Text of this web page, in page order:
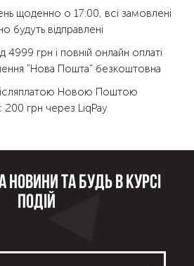
щоденно о 17:00, всі замовлені
будуть відправлені
4999 грн і повній онлайн оплаті
"Нова Пошта" безкоштовна
Новою Поштою
200 грн через LiqPay
новини та будь в курсі
подій